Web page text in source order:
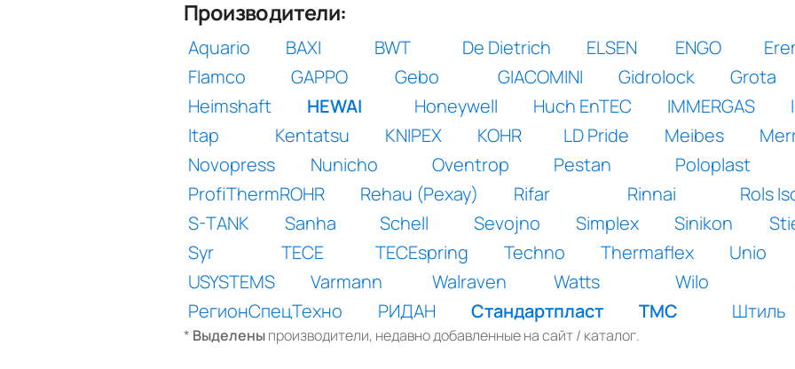
Производители:
Aquario BAXI BWT De Dietrich ELSEN ENGO
Flamco
GAPPO Gebo GIACOMINI Gidrolock Grota
Heimshaft
HEWAI Honeywell Huch EnTEC IMMERGAS
Itap
Kentatsu KNIPEX KOHR LD Pride Meibes
Novopress
Nunicho Oventrop Pestan Poloplast
ProfiThermROHR
Rehau (Рехау) Rifar Rinnai Rols
S-TANK
Sanha Schell Sevojno Simplex Sinikon
Syr
TECE TECEspring Techno Thermaflex Unio
USYSTEMS
Varmann Walraven Watts Wilo
РегионСпецТехно
РИДАН Стандартпласт ТМС Штиль
* Выделеныпроизводители, недавно добавленные на сайт / каталог.